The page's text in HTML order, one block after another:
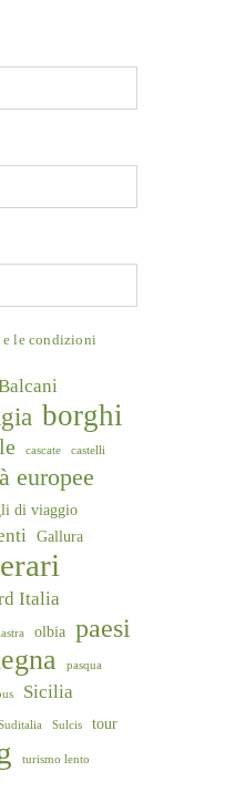
le condizioni
borghi
cascate castelli
europee
di viaggio
Gallura
Italia
olbia paesi
pasqua
Sicilia
Sulcis tour
turismo lento